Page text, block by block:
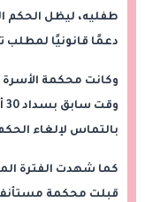
طفليه، ليظل الحكم
دعمًا قانونيًا لمطلب
وكانت محكمة الأسرة
بالتماس لإلغاء
كما شهدت الفترة
قبلت محكمة مستأنف